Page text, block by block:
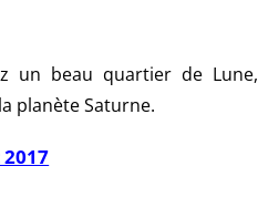
un beau quartier de Lune,
planète Saturne.